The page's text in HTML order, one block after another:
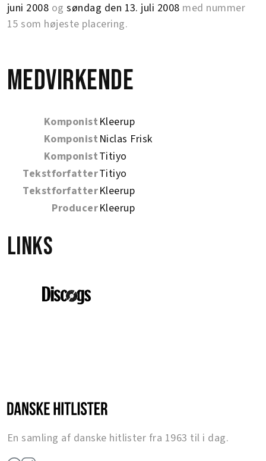
juni 2008 ogsøndag den 13. juli 2008 med nummer
15 som højeste placering.
Medvirkende
Komponist Kleerup
Komponist Niclas Frisk
KomponistTitiyo
TekstforfatterTitiyo
TekstforfatterKleerup
ProducerKleerup
Links
En samling af danske hitlister fra 1963 til i dag.